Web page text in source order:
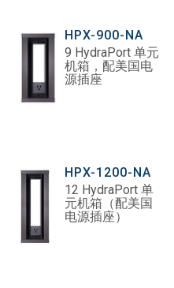
HPX-900-NA
9 HydraPort 单元
机箱，配美国电
源插座
HPX-1200-NA
12 HydraPort 单
元机箱（配美国
电源插座）